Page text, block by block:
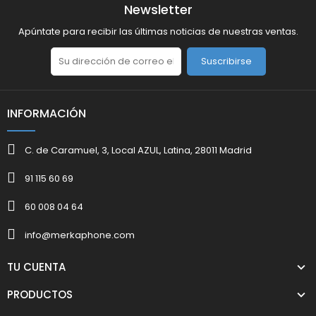
Newsletter
Apúntate para recibir las últimas noticias de nuestras ventas.
Suscribirse
INFORMACIÓN
C. de Caramuel, 3, Local AZUL, Latina, 28011 Madrid
91 115 60 69
60 008 04 64
info@merkaphone.com
TU CUENTA
PRODUCTOS